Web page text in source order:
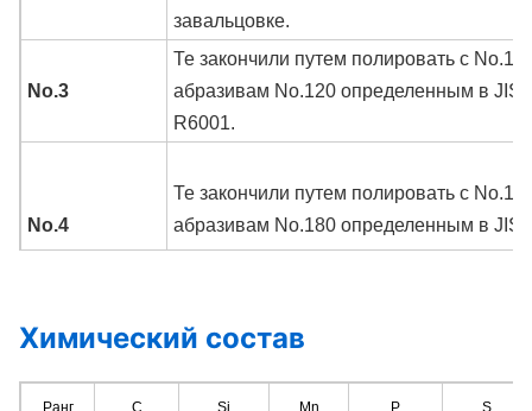
завальцовке.
No.3
Те закончили путем полировать с
абразивам No.120 определенным в JIS
R6001.
No.4
Те закончили путем полировать с
абразивам No.180 определенным в JIS
R6001.
2B
Те закончили, после холодной прокатки,
другой соответствующей обработкой и
Химический состав
Ранг C Si Mn P S